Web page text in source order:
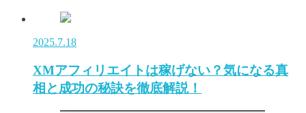
2025.7.18
XMアフィリエイトは稼げない？気になる真
相と成功の秘訣を徹底解説！